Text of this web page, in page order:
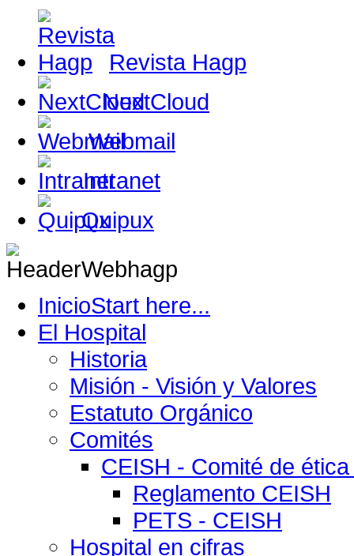
Revista Hagp
NextCloud
Webmail
Intranet
Quipux
InicioStart here...
El Hospital
Historia
Misión - Visión y Valores
Estatuto Orgánico
Comités
CEISH - Comité de
Reglamento CEISH
PETS - CEISH
Hospital en cifras